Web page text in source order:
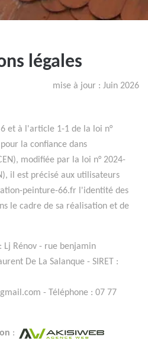
légales
mise à jour : Juin 2026
et à l'article 1-1 de la loi n°
la confiance dans
modifiée par la loi n° 2024-
il est précisé aux utilisateurs
peinture-66.fr l'identité des
le cadre de sa réalisation et de
: Lj Rénov - rue benjamin
De La Salanque - SIRET :
- Téléphone : 07 77
: